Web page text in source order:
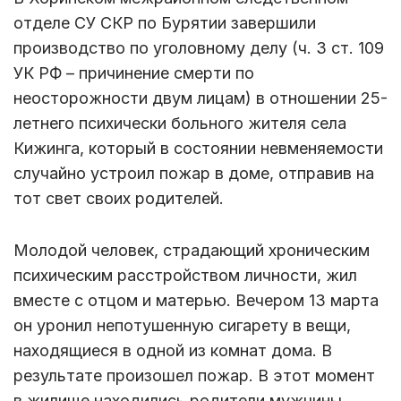
отделе СУ СКР по Бурятии завершили
производство по уголовному делу (ч. 3 ст. 109
УК РФ – причинение смерти по
неосторожности двум лицам) в отношении 25-
летнего психически больного жителя села
Кижинга, который в состоянии невменяемости
случайно устроил пожар в доме, отправив на
тот свет своих родителей.
Молодой человек, страдающий хроническим
психическим расстройством личности, жил
вместе с отцом и матерью. Вечером 13 марта
он уронил непотушенную сигарету в вещи,
находящиеся в одной из комнат дома. В
результате произошел пожар. В этот момент